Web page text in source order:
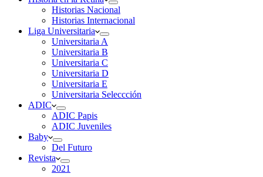
Historias Nacional
Historias Internacional
Liga Universitaria
Universitaria A
Universitaria B
Universitaria C
Universitaria D
Universitaria E
Universitaria Seleccción
ADIC
ADIC Papis
ADIC Juveniles
Baby
Del Futuro
Revista
2021